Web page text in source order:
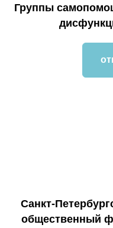
Группы
Санкт-
общественный